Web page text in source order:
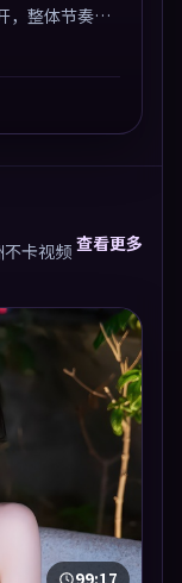
，整体节奏紧
不卡视频 查看更多